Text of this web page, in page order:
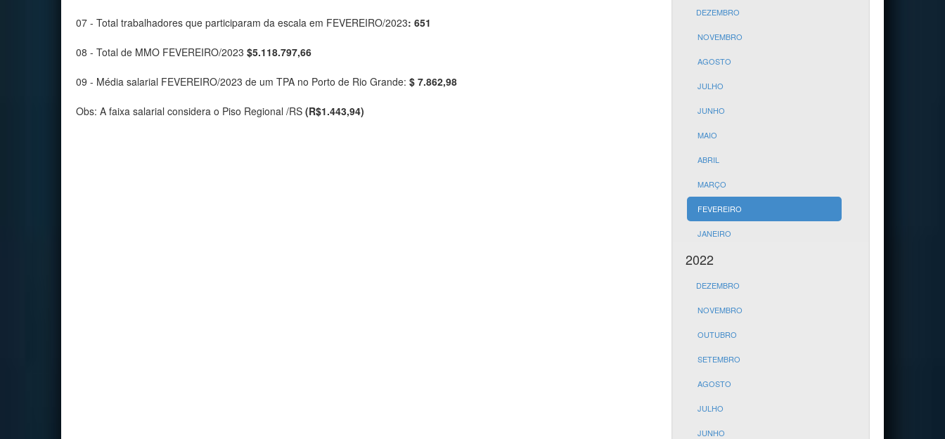
DEZEMBRO
NOVEMBRO
AGOSTO
JULHO
JUNHO
MAIO
ABRIL
MARÇO
FEVEREIRO
JANEIRO
2022
DEZEMBRO
NOVEMBRO
OUTUBRO
SETEMBRO
AGOSTO
JULHO
JUNHO
07 - Total trabalhadores que participaram da escala em FEVEREIRO/2023: 651
08 - Total de MMO FEVEREIRO/2023 $5.118.797,66
09 - Média salarial FEVEREIRO/2023 de um TPA no Porto de Rio Grande: $ 7.862,98
Obs: A faixa salarial considera o Piso Regional /RS (R$1.443,94)